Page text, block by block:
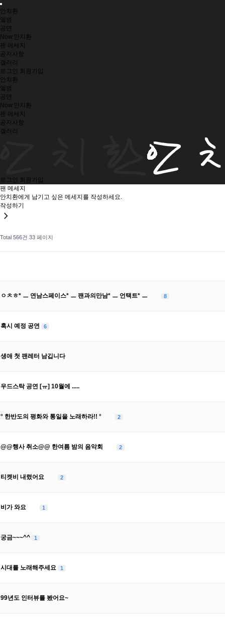
안치환
앨범
공연
Now.안치환
팬 메세지
공지사항
갤러리
로그인
회원가입
안치환
앨범
공연
Now.안치환
팬 메세지
공지사항
갤러리
로그인
회원가입
팬 메세지
안치환에게 남기고 싶은 메세지를 작성하세요.
작성하기
chevron_right
Total 566건 33 페이지
ㅇㅊㅎ* ㅡ 연남스페이스* ㅡ 팬과의만남* ㅡ 언택트* ㅡ 8
혹시 예정 공연 6
생애 첫 팬레터 남깁니다
우드스탁 공연 [ㅠ] 10월에 .....
° 한반도의 평화와 통일을 노래하라!! ° 2
@@행사 취소@@ 한여름 밤의 음악회 2
티켓비 내렸어요 2
비가 와요 1
궁금~~~^^ 1
시대를 노래해주세요 1
99년도 인터뷰를 봤어요~